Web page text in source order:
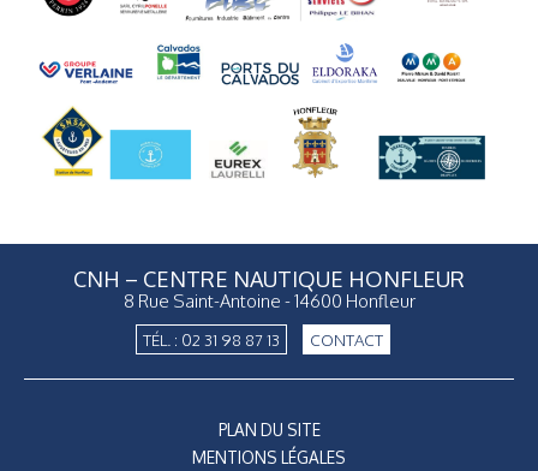
CNH – CENTRE NAUTIQUE HONFLEUR
8 Rue Saint-Antoine - 14600 Honfleur
TÉL. : 02 31 98 87 13 CONTACT
PLAN DU SITE
MENTIONS LÉGALES